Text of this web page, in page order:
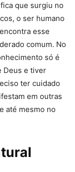
que surgiu no
o ser humano
esse
comum. No
só é
Deus e tiver
ter cuidado
em outras
até mesmo no